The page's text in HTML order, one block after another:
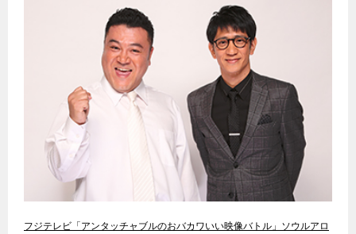
フジテレビ「アンタッチャブルのおバカワいい映像バトル」ソウルアロ